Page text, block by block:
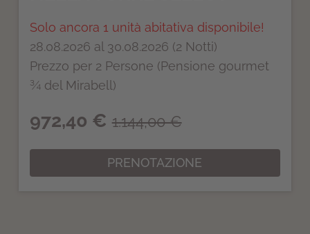
Solo ancora 1 unità abitativa disponibile!
28.08.2026 al 30.08.2026 (2 Notti)
Prezzo per 2 Persone (Pensione gourmet
¾ del Mirabell)
972,40 € 1.144,00 €
PRENOTAZIONE